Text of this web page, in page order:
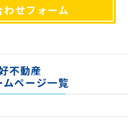
】
区今川1丁目1-1
総務部
わせフォーム
不動産
ページ一覧